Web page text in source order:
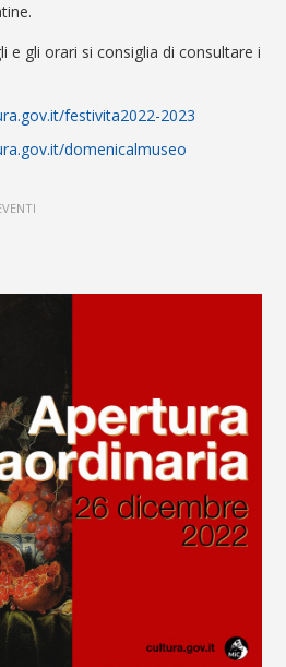
e gli orari si consiglia di consultare i
festivita2022-2023
domenicalmuseo